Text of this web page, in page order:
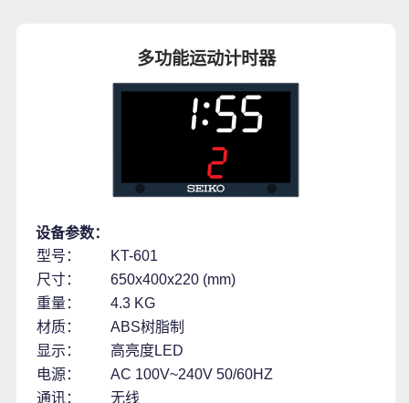
多功能运动计时器
设备参数：
型号：
KT-601
尺寸：
650x400x220 (mm)
重量：
4.3 KG
材质：
ABS树脂制
显示：
高亮度LED
电源：
AC 100V~240V 50/60HZ
通讯：
无线